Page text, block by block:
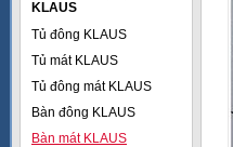
KLAUS
Tủ đông KLAUS
Tủ mát KLAUS
Tủ đông mát KLAUS
Bàn đông KLAUS
Bàn mát KLAUS